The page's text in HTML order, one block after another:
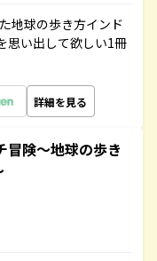
地球の歩き方インド
い出して欲しい1冊
詳細を見る
冒険～地球の歩き